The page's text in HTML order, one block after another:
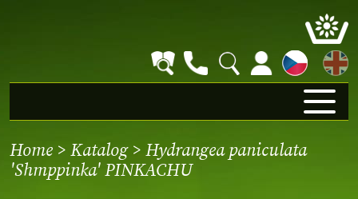
EN
Home > Katalog> Hydrangea paniculata
'Shmppinka' PINKACHU